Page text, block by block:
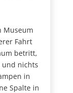
Museum
Fahrt
betritt,
und nichts
in
Spalte in